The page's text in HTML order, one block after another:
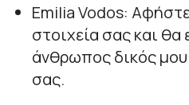
Emilia Vodos:
στοιχεία σας και θα
άνθρωπος δικός
σας.